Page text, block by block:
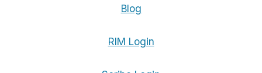
Blog
RIM Login